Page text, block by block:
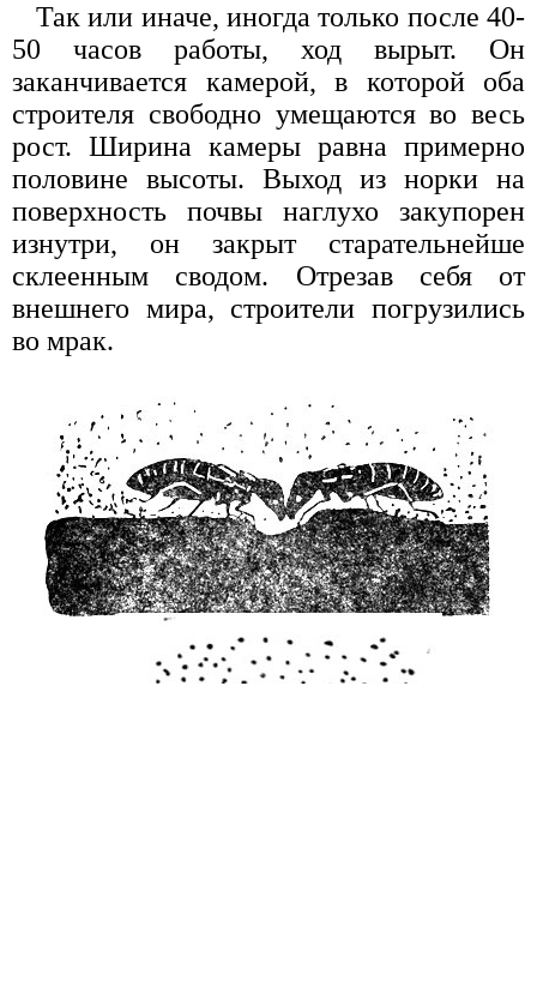
Так или иначе, иногда только после 40-
50 часов работы, ход вырыт. Он
заканчивается камерой, в которой оба
строителя свободно умещаются во весь
рост. Ширина камеры равна примерно
половине высоты. Выход из норки на
поверхность почвы наглухо закупорен
изнутри, он закрыт старательнейше
склеенным сводом. Отрезав себя от
внешнего мира, строители погрузились
во мрак.